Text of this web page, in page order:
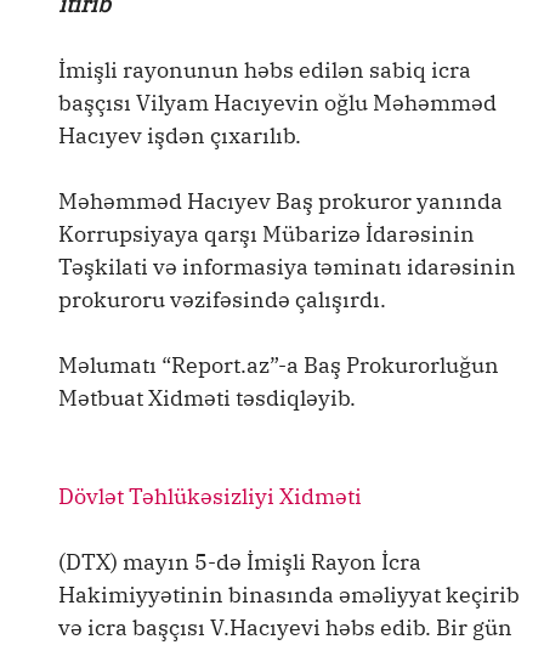
İmişli rayonunun həbs edilən sabiq icra
başçısı Vilyam Hacıyevin oğlu Məhəmməd
Hacıyev işdən çıxarılıb.
Məhəmməd Hacıyev Baş prokuror yanında
Korrupsiyaya qarşı Mübarizə İdarəsinin
Təşkilati və informasiya təminatı idarəsinin
prokuroru vəzifəsində çalışırdı.
Məlumatı “Report.az”-a Baş Prokurorluğun
Mətbuat Xidməti təsdiqləyib.
Dövlət Təhlükəsizliyi Xidməti
(DTX) mayın 5-də İmişli Rayon İcra
Hakimiyyətinin binasında əməliyyat keçirib
və icra başçısı V.Hacıyevi həbs edib. Bir gün